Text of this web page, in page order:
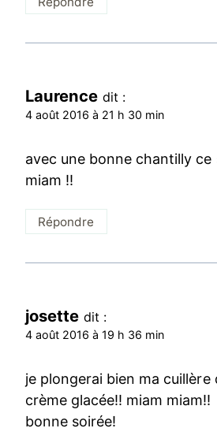
Laurence dit :
4 août 2016 à 21 h 30 min
avec une bonne chantilly
miam !!
Répondre
josette dit :
4 août 2016 à 19 h 36 min
je plongerai bien ma cuillère
crème glacée!! miam miam!!
bonne soirée!